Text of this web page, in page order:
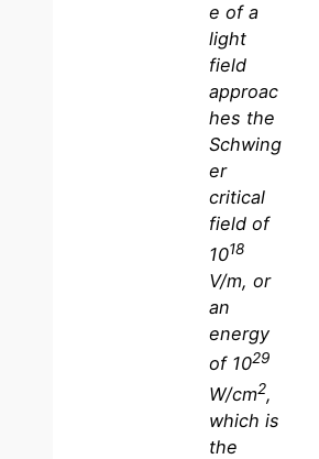
e of a
light
field
approac
hes the
Schwing
er
critical
field of
1018
V/m, or
an
energy
of 1029
W/cm2,
which is
the